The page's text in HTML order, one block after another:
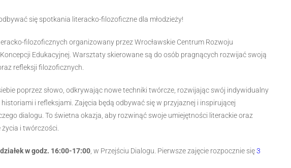
się spotkania literacko-filozoficzne dla młodzieży!
filozoficznych organizowany przez Wrocławskie Centrum Rozwoju
Edukacyjnej. Warsztaty skierowane są do osób pragnących rozwijać swoją
refleksji filozoficznych.
poprzez słowo, odkrywając nowe techniki twórcze, rozwijając swój indywidualny
i refleksjami. Zajęcia będą odbywać się w przyjaznej i inspirującej
dialogu. To świetna okazja, aby rozwinąć swoje umiejętności literackie oraz
i twórczości.
w godz. 16:00-17:00 , w Przejściu Dialogu. Pierwsze zajęcie rozpocznie się3